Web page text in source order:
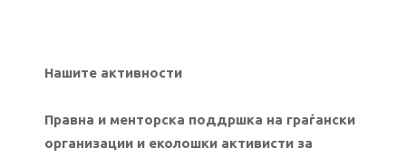
Нашите активности
Правна и менторска поддршка на граѓански
организации и еколошки активисти за